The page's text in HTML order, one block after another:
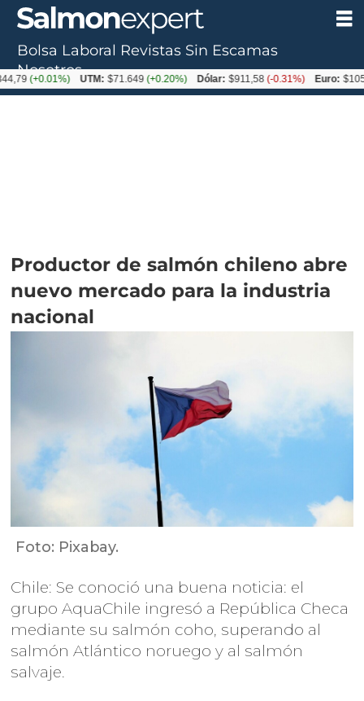
Productor de salmón chileno abre
nuevo mercado para la industria
nacional
Foto: Pixabay.
Chile: Se conoció una buena noticia: el
grupo AquaChile ingresó a República Checa
mediante su salmón coho, superando al
salmón Atlántico noruego y al salmón
salvaje.
Bolsa Laboral Revistas Sin Escamas
Nosotros
UTM: $71.649(+0.20%) Dólar: $911,58(-0.31%) Euro: $1053,36(-